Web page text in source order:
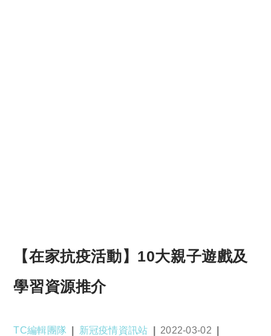
【在家抗疫活動】10大親子遊戲及
學習資源推介
Post
TC編輯團隊
Post
新冠疫情資訊站
Post
2022-03-02